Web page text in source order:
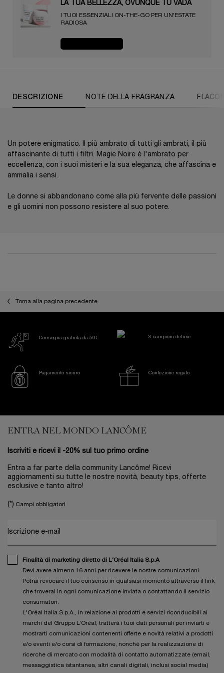
LA TUA BELLEZZA, OVUNQUE TU VADA​ ️️️
I TUOI ESSENZIALI ON-THE-GO PER UN'ESTATE
RADIOSA​
DESCRIZIONE NOTE DELLA FRAGRANZA
Un potere enigmatico. Il più ambrato di tutti gli ambrati, il più
affascinante di tutti i filtri. Magie Noire è l'ambrato per
eccellenza, con i suoi misteri e la sua eleganza, che affascina e
ammalia i sensi.
Le donne si abbandonano come alla più fervente delle passioni
e gli uomini non possono resistere al suo potere.
Torna alla pagina precedente
Consegna gratuita da 50€ 3 campioni deluxe
Pagamento sicuro Confezione regalo
ENTRA NEL MONDO LANCÔME
Iscriviti e ricevi il -20% sul tuo primo ordine
Entra a far parte della community Lancôme! Ricevi
aggiornamenti su tutte le nostre novità, beauty tips, offerte
esclusive e tanto altro!
(*) Campi obbligatori
Iscrizione e-mail
Finalità di marketing diretto di L'Oréal Italia S.p.A
Devi avere almeno 16 anni per ricevere le nostre comunicazioni.
Potrai revocare il tuo consenso in qualsiasi momento attraverso il link
che troverai in ogni comunicazione inviata o contattando il servizio
consumatori.
L'Oréal Italia S.p.A., in relazione ai prodotti e servizi riconducibili ai
marchi del Gruppo L’Oréal, tratterà i tuoi dati personali per inviarti e
mostrarti comunicazioni contenenti offerte e novità relativi a prodotti
e/o eventi e/o corsi di formazione, nonché per la realizzazione di
ricerche di mercato con modalità di contatto automatizzate (email,
messaggistica istantanea, altri canali digitali, inclusi social media)